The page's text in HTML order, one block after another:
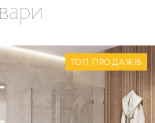
ТОП ПРОДАЖІВ